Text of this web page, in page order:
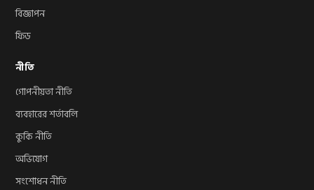
বিজ্ঞাপন
ফিড
নীতি
গোপনীয়তা নীতি
ব্যবহারের শর্তাবলি
কুকি নীতি
অভিযোগ
সংশোধন নীতি